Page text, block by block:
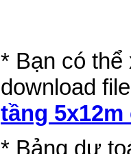
* Bạn có thể
download
tầng
* Bảng dự